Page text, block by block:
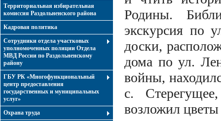
Территориальная избирательная
комиссия Раздольненского района
Кадровая политика
Сотрудники отдела участковых
уполномоченных полиции Отдела
МВД России по Раздольненскому
району
ГБУ РК «Многофункциональный
центр предоставления
государственных и муниципальных
услуг»
Охрана труда
Родины.
экскурсия по
доски,
дома по ул.
войны,
с.
возложил